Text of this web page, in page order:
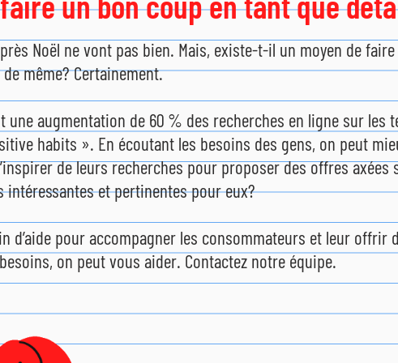
Noël ne vont pas bien. Mais, existe-t-il un moyen de
même? Certainement.
une augmentation de 60 % des recherches en ligne sur les
habits ». En écoutant les besoins des gens, on peut
de leurs recherches pour proposer des offres
intéressantes et pertinentes pour eux?
d’aide pour accompagner les consommateurs et leur offrir
on peut vous aider. Contactez notre équipe.